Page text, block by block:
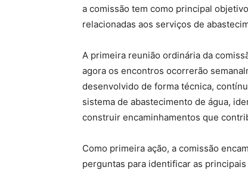
a comissão tem como principal
relacionadas aos serviços de
A primeira reunião ordinária da
agora os encontros ocorrerão
desenvolvido de forma técnica,
sistema de abastecimento de água,
construir encaminhamentos que
Como primeira ação, a comissão
perguntas para identificar as